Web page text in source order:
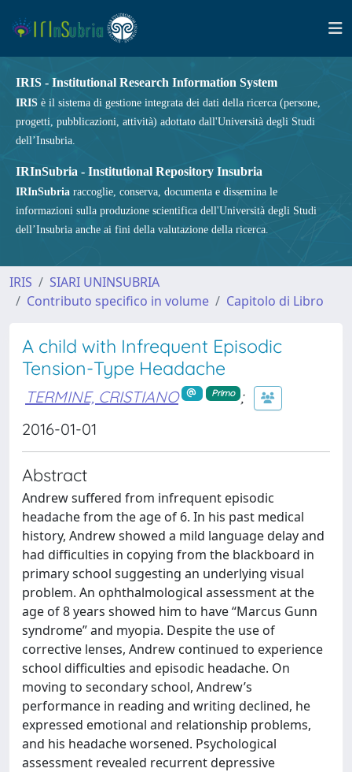
IRIS - Institutional Research Information System
IRIS è il sistema di gestione integrata dei dati della ricerca (persone,
progetti, pubblicazioni, attività) adottato dall'Università degli Studi
dell’Insubria.
IRInSubria - Institutional Repository Insubria
IRInSubria raccoglie, conserva, documenta e dissemina le
informazioni sulla produzione scientifica dell'Università degli Studi
dell’Insubria anche ai fini della valutazione della ricerca.
IRIS
SIARI UNINSUBRIA
Contributo specifico in volume
Capitolo di Libro
A child with Infrequent Episodic
Tension-Type Headache
TERMINE, CRISTIANO Primo
;
2016-01-01
Abstract
Andrew suffered from infrequent episodic
headache from the age of 6. In his past medical
history, Andrew showed a mild language delay and
had difficulties in copying from the blackboard in
primary school suggesting an underlying visual
problem. An ophthalmological assessment at the
age of 8 years showed him to have “Marcus Gunn
syndrome” and myopia. Despite the use of
corrective lenses, Andrew continued to experience
school difficulties and episodic headache. On
moving to secondary school, Andrew’s
performance in reading and writing declined, he
expressed emotional and relationship problems,
and his headache worsened. Psychological
assessment revealed recurrent depressive